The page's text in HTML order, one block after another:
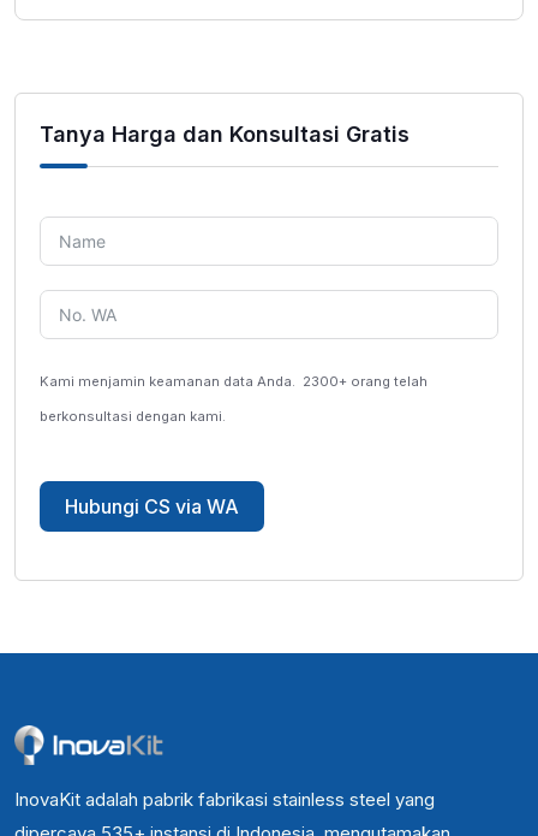
Tanya Harga dan Konsultasi Gratis
Kami menjamin keamanan data Anda. 2300+ orang telah
berkonsultasi dengan kami.
Hubungi CS via WA
InovaKit adalah pabrik fabrikasi stainless steel yang